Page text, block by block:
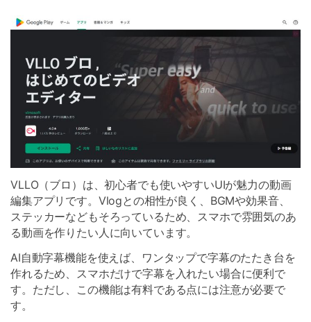
VLLO（ブロ）は、初心者でも使いやすいUIが魅力の動画
編集アプリです。Vlogとの相性が良く、BGMや効果音、
ステッカーなどもそろっているため、スマホで雰囲気のあ
る動画を作りたい人に向いています。
AI自動字幕機能を使えば、ワンタップで字幕のたたき台を
作れるため、スマホだけで字幕を入れたい場合に便利で
す。ただし、この機能は有料である点には注意が必要で
す。